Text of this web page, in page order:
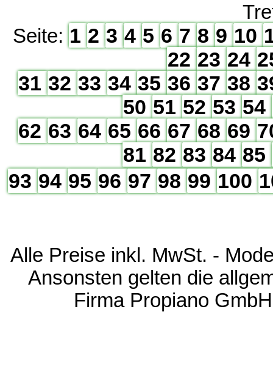
Seite: 1 2 3 4 5 6 7 8 9 10
22 23 24
31 32 33 34 35 36 37 38
50 51 52 53 54
62 63 64 65 66 67 68 69
81 82 83 84 85
93 94 95 96 97 98 99 100
Alle Preise inkl. MwSt. -
Ansonsten gelten die
Firma Propiano